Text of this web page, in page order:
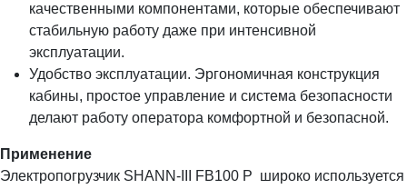
качественными компонентами, которые обеспечивают
стабильную работу даже при интенсивной
эксплуатации.
Удобство эксплуатации. Эргономичная конструкция
кабины, простое управление и система безопасности
делают работу оператора комфортной и безопасной.
Применение
Электропогрузчик SHANN-III FB100 P широко используется